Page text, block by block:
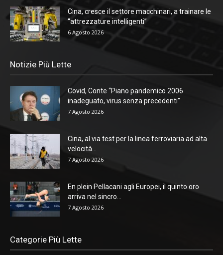
Cina, cresce il settore macchinari, a trainare le
“attrezzature intelligenti”
6 Agosto 2026
Notizie Più Lette
Covid, Conte “Piano pandemico 2006
inadeguato, virus senza precedenti”
7 Agosto 2026
Cina, al via test per la linea ferroviaria ad alta
velocità...
7 Agosto 2026
En plein Pellacani agli Europei, il quinto oro
arriva nel sincro...
7 Agosto 2026
Categorie Più Lette